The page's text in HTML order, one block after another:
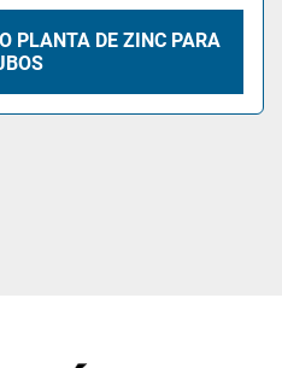
PLANTA DE ZINC PARA